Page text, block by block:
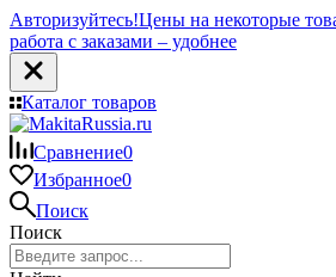
Авторизуйтесь!Цены на некоторые
работа с заказами – удобнее
Каталог товаров
Сравнение0
Избранное0
Поиск
Поиск